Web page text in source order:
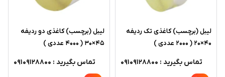
ليبل (برچسب) کاغذی تک رديفه
40×20 ( 2000 عددی )
تماس بگیرید : 09109128800
ليبل (برچسب) کاغذی دو رديفه
45×30 ( 4000 عددی )
تماس بگیرید : 09109128800